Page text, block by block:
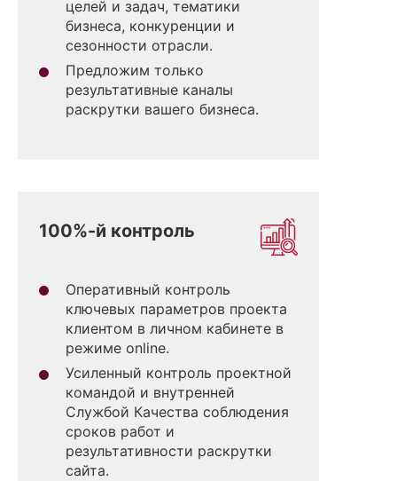
целей и задач, тематики
бизнеса, конкуренции и
сезонности отрасли.
Предложим только
результативные каналы
раскрутки вашего бизнеса.
100%-й контроль
Оперативный контроль
ключевых параметров проекта
клиентом в личном кабинете в
режиме online.
Усиленный контроль проектной
командой и внутренней
Службой Качества соблюдения
сроков работ и
результативности раскрутки
сайта.